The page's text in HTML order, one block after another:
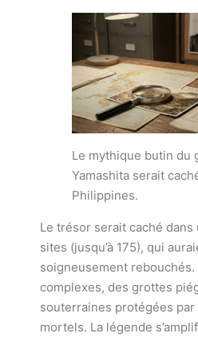
Le mythique butin du
Yamashita serait
Philippines.
Le trésor serait caché
sites (jusqu’à 175), qui
soigneusement
complexes, des grottes
souterraines protégées
mortels. La légende